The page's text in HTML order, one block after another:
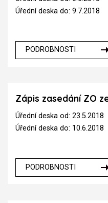
Úřední deska do: 9.7.2018
PODROBNOSTI
Zápis zasedání ZO
Úřední deska od: 23.5.2018
Úřední deska do: 10.6.2018
PODROBNOSTI